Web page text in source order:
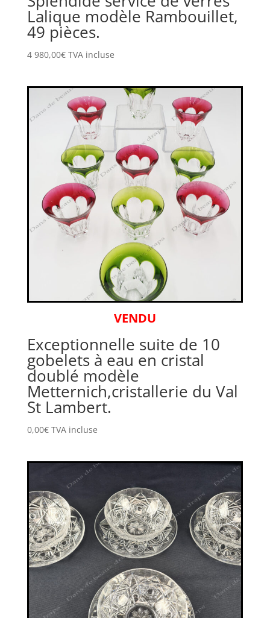
Lalique modèle Rambouillet,
49 pièces.
4 980,00€ TVA incluse
VENDU
Exceptionnelle suite de 10
gobelets à eau en cristal
doublé modèle
Metternich,cristallerie du Val
St Lambert.
0,00€ TVA incluse